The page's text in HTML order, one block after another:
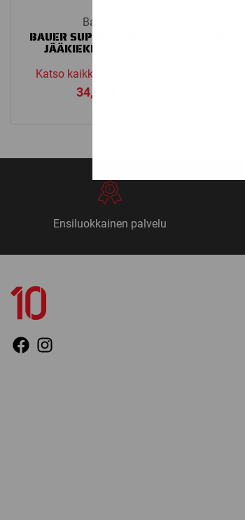
Bauer
BAUER SUPREME S170 17
JÄÄKIEKKOHOUSUT
Katso kaikki vaihtoehdot
34,90
Ensiluokkainen palvelu